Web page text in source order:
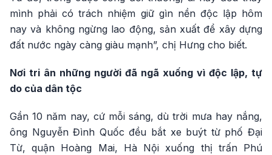
mình phải có trách nhiệm giữ gìn nền độc lập hôm
nay và không ngừng lao động, sản xuất để xây dựng
đất nước ngày càng giàu mạnh”, chị Hưng cho biết.
Nơi tri ân những người đã ngã xuống vì độc lập, tự
do của dân tộc
Gần 10 năm nay, cứ mỗi sáng, dù trời mưa hay nắng,
ông Nguyễn Đình Quốc đều bắt xe buýt từ phố Đại
Từ, quận Hoàng Mai, Hà Nội xuống thị trấn Phú